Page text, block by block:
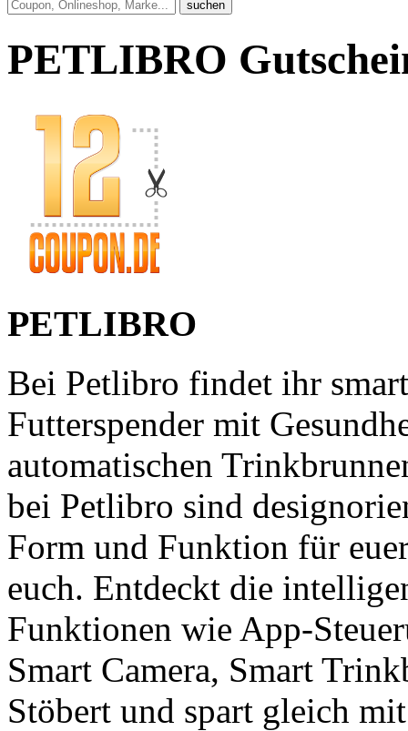
PETLIBRO
PETLIBRO
Bei Petlibro findet ihr
Futterspender mit
automatischen
bei Petlibro sind
Form und Funktion für
euch. Entdeckt die
Funktionen wie App-
Smart Camera, Smart
Stöbert und spart gleich